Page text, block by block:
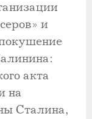
и
акта
на
Сталина,